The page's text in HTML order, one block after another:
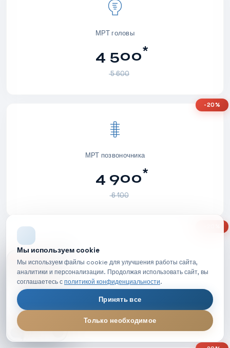
МРТ головы
4 500*
5 600
МРТ позвоночника
4 900*
6 100
-20%
МРТ суставов
4 200
5 200
Мы используем cookie
Мы используем файлы cookie для улучшения работы сайта,
аналитики и персонализации. Продолжая использовать сайт, вы
соглашаетесь сполитикой конфиденциальности.
Принять все
Только необходимое